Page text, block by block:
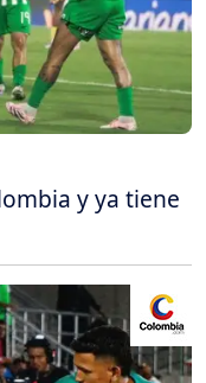
y ya tiene